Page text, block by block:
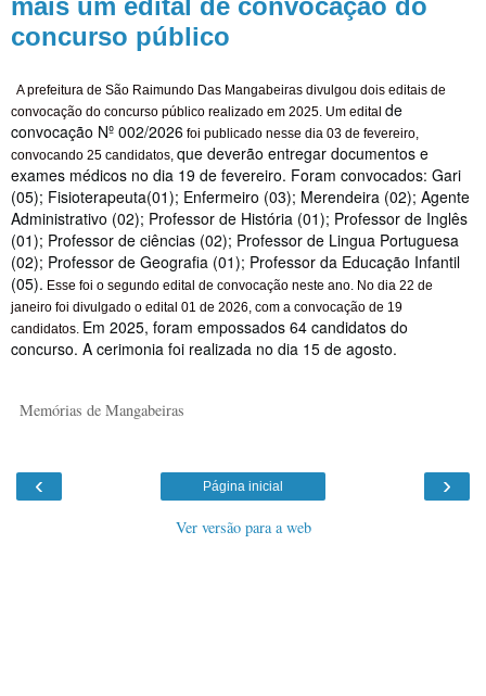
concurso público
A prefeitura de São Raimundo Das Mangabeiras divulgou dois editais de
convocação do concurso público realizado em 2025. Um edital de
convocação Nº 002/2026 foi publicado nesse dia 03 de fevereiro,
convocando 25 candidatos, que deverão entregar documentos e
exames médicos no dia 19 de fevereiro. Foram convocados: Gari
(05); Fisioterapeuta(01); Enfermeiro (03); Merendeira (02); Agente
Administrativo (02); Professor de História (01); Professor de Inglês
(01); Professor de ciências (02); Professor de Lingua Portuguesa
(02); Professor de Geografia (01); Professor da Educação Infantil
(05). Esse foi o segundo edital de convocação neste ano. No dia 22 de
janeiro foi divulgado o edital 01 de 2026, com a convocação de 19
candidatos. Em 2025, foram empossados 64 candidatos do
concurso. A cerimonia foi realizada no dia 15 de agosto.
Memórias de Mangabeiras
‹ ›
Página inicial
Ver versão para a web